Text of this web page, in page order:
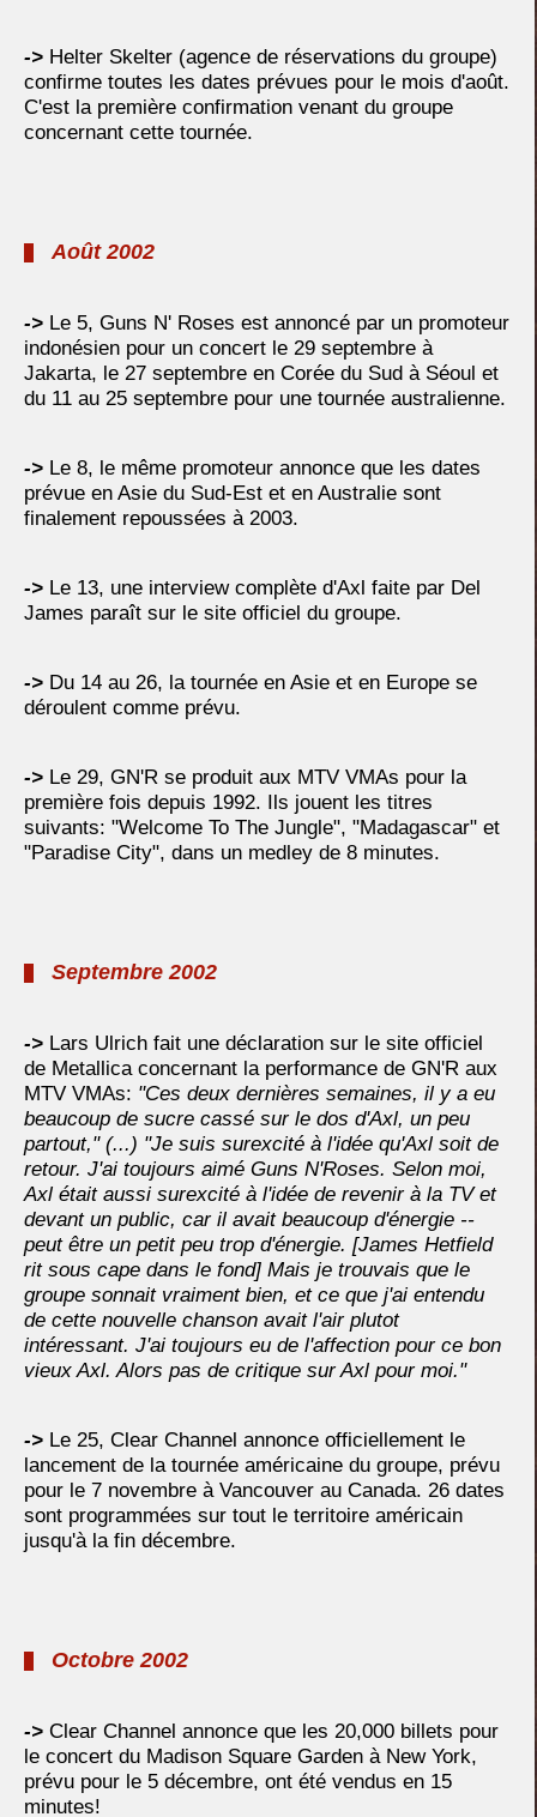
-> Helter Skelter (agence de réservations du groupe)
confirme toutes les dates prévues pour le mois d'août.
C'est la première confirmation venant du groupe
concernant cette tournée.
Août 2002
-> Le 5, Guns N' Roses est annoncé par un promoteur
indonésien pour un concert le 29 septembre à
Jakarta, le 27 septembre en Corée du Sud à Séoul et
du 11 au 25 septembre pour une tournée australienne.
-> Le 8, le même promoteur annonce que les dates
prévue en Asie du Sud-Est et en Australie sont
finalement repoussées à 2003.
-> Le 13, une interview complète d'Axl faite par Del
James paraît sur le site officiel du groupe.
-> Du 14 au 26, la tournée en Asie et en Europe se
déroulent comme prévu.
-> Le 29, GN'R se produit aux MTV VMAs pour la
première fois depuis 1992. Ils jouent les titres
suivants: "Welcome To The Jungle", "Madagascar" et
"Paradise City", dans un medley de 8 minutes.
Septembre 2002
-> Lars Ulrich fait une déclaration sur le site officiel
de Metallica concernant la performance de GN'R aux
MTV VMAs: "Ces deux dernières semaines, il y a eu
beaucoup de sucre cassé sur le dos d'Axl, un peu
partout," (...) "Je suis surexcité à l'idée qu'Axl soit de
retour. J'ai toujours aimé Guns N'Roses. Selon moi,
Axl était aussi surexcité à l'idée de revenir à la TV et
devant un public, car il avait beaucoup d'énergie --
peut être un petit peu trop d'énergie. [James Hetfield
rit sous cape dans le fond] Mais je trouvais que le
groupe sonnait vraiment bien, et ce que j'ai entendu
de cette nouvelle chanson avait l'air plutot
intéressant. J'ai toujours eu de l'affection pour ce bon
vieux Axl. Alors pas de critique sur Axl pour moi."
-> Le 25, Clear Channel annonce officiellement le
lancement de la tournée américaine du groupe, prévu
pour le 7 novembre à Vancouver au Canada. 26 dates
sont programmées sur tout le territoire américain
jusqu'à la fin décembre.
Octobre 2002
-> Clear Channel annonce que les 20,000 billets pour
le concert du Madison Square Garden à New York,
prévu pour le 5 décembre, ont été vendus en 15
minutes!